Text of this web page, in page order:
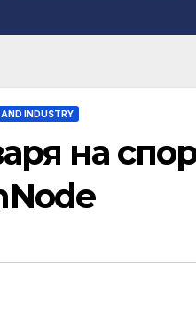
INDUSTRY
на